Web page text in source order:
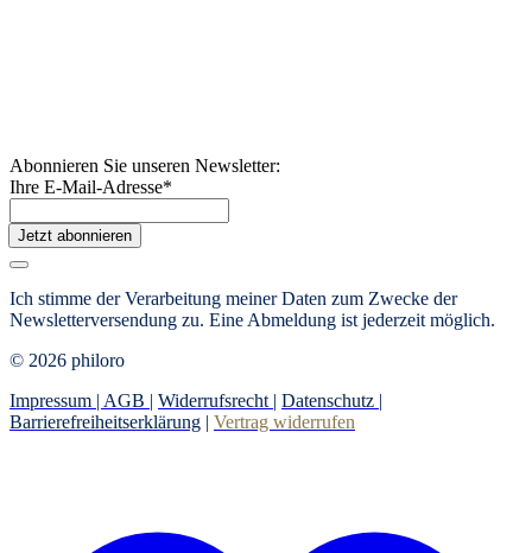
Abonnieren Sie unseren Newsletter:
Ihre E-Mail-Adresse*
Jetzt abonnieren
Ich stimme der Verarbeitung meiner Daten zum Zwecke der
Newsletterversendung zu. Eine Abmeldung ist jederzeit möglich.
© 2026 philoro
Impressum | AGB | Widerrufsrecht | Datenschutz |
Barrierefreiheitserklärung | Vertrag widerrufen